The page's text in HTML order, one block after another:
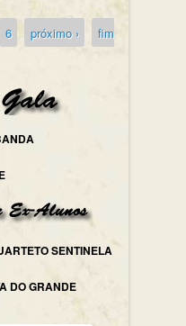
6 próximo ›
fim
SENTINELA
DO GRANDE